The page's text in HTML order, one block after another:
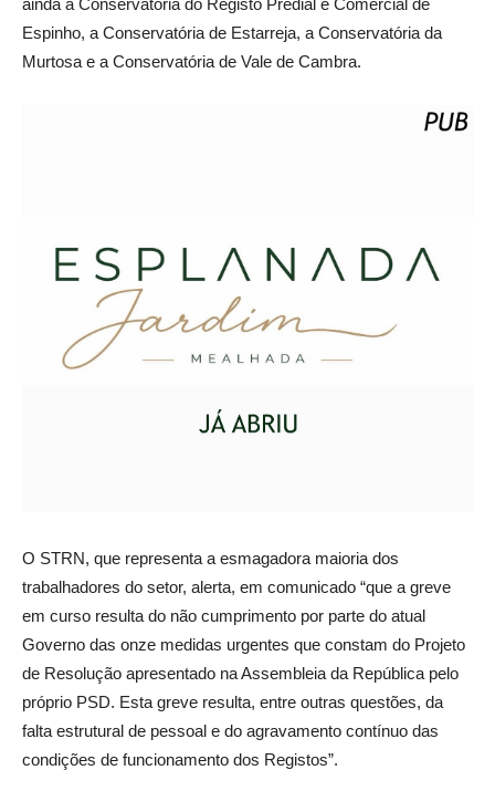
ainda a Conservatória do Registo Predial e Comercial de
Espinho, a Conservatória de Estarreja, a Conservatória da
Murtosa e a Conservatória de Vale de Cambra.
O STRN, que representa a esmagadora maioria dos
trabalhadores do setor, alerta, em comunicado “que a greve
em curso resulta do não cumprimento por parte do atual
Governo das onze medidas urgentes que constam do Projeto
de Resolução apresentado na Assembleia da República pelo
próprio PSD. Esta greve resulta, entre outras questões, da
falta estrutural de pessoal e do agravamento contínuo das
condições de funcionamento dos Registos”.